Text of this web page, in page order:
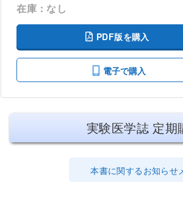
在庫：なし
PDF版を購入
電子で購入
実験医学誌 定期
本書に関するお知らせ